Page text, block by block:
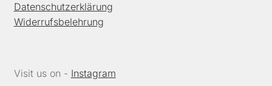
Datenschutzerklärung
Widerrufsbelehrung
Visit us on - Instagram